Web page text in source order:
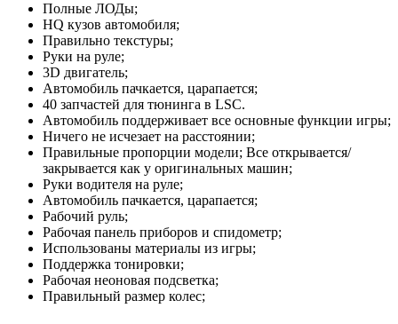
Полные ЛОДы;
HQ кузов автомобиля;
Правильно текстуры;
Руки на руле;
3D двигатель;
Автомобиль пачкается, царапается;
40 запчастей для тюнинга в LSC.
Автомобиль поддерживает все основные функции игры;
Ничего не исчезает на расстоянии;
Правильные пропорции модели; Все открывается/
закрывается как у оригинальных машин;
Руки водителя на руле;
Автомобиль пачкается, царапается;
Рабочий руль;
Рабочая панель приборов и спидометр;
Использованы материалы из игры;
Поддержка тонировки;
Рабочая неоновая подсветка;
Правильный размер колес;